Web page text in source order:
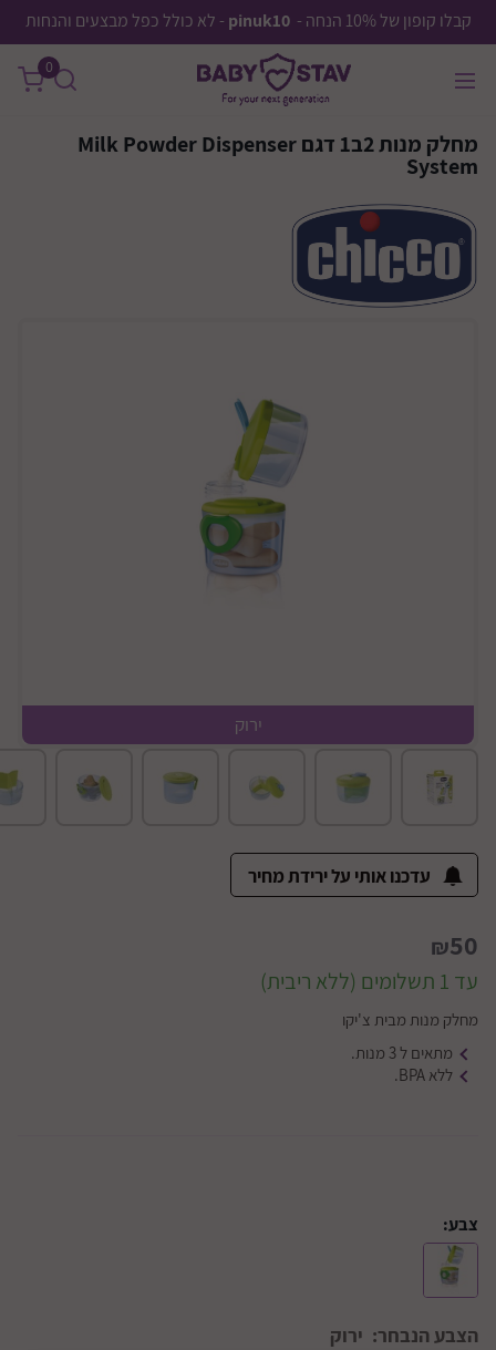
קבלו קופון של 10% הנחה - pinuk10 - לא כולל כפל מבצעים והנחות
0
מחלק מנות 2ב1 דגם Milk Powder Dispenser
System
ירוק
עדכנו אותי על ירידת מחיר
₪50
עד 1 תשלומים (ללא ריבית)
מחלק מנות מבית צ'יקו
מתאים ל 3 מנות.
ללא BPA.
צבע:
הצבע הנבחר: ירוק